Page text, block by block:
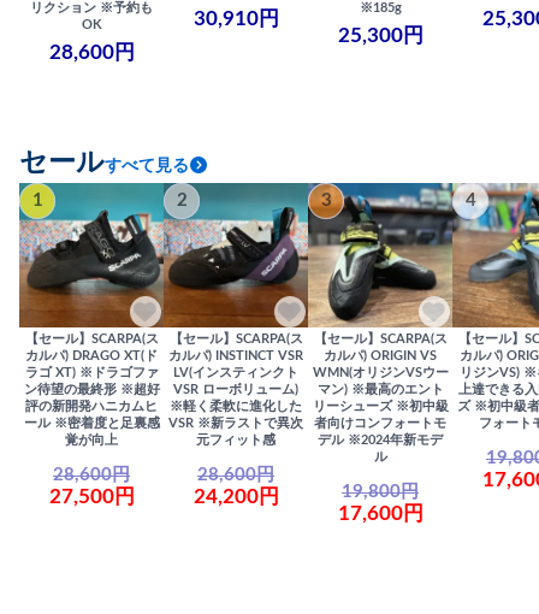
リクション ※予約も
OK
28,600円
30,910円
※185g
25,300円
セールすべて見る
1
【セール】SCARPA(ス
カルパ) DRAGO XT(ド
ラゴ XT) ※ドラゴファ
ン待望の最終形 ※超好
評の新開発ハニカムヒ
ール ※密着度と足裏感
覚が向上
28,600円
27,500円
2
【セール】SCARPA(ス
カルパ) INSTINCT VSR
LV(インスティンクト
VSR ローボリューム)
※軽く柔軟に進化した
VSR ※新ラストで異次
元フィット感
28,600円
24,200円
3
【セール】SCARPA(ス
カルパ) ORIGIN VS
WMN(オリジンVSウー
マン) ※最高のエント
リーシューズ ※初中級
者向けコンフォートモ
デル ※2024年新モデ
ル
19,800円
17,600円
4
【セール】
カルパ)
リジンVS) ※
上達できる
ズ ※初中級
フォート